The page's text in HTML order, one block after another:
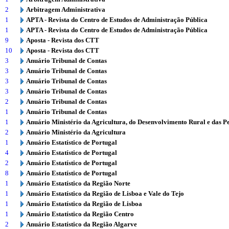
2
Arbitragem Administrativa
1
APTA - Revista do Centro de Estudos de Administração Pública
1
APTA - Revista do Centro de Estudos de Administração Pública
9
Aposta - Revista dos CTT
10
Aposta - Revista dos CTT
3
Anuário Tribunal de Contas
3
Anuário Tribunal de Contas
3
Anuário Tribunal de Contas
3
Anuário Tribunal de Contas
2
Anuário Tribunal de Contas
1
Anuário Tribunal de Contas
1
Anuário Ministério da Agricultura, do Desenvolvimento Rural e das
2
Anuário Ministério da Agricultura
1
Anuário Estatístico de Portugal
4
Anuário Estatístico de Portugal
2
Anuário Estatístico de Portugal
8
Anuário Estatístico de Portugal
1
Anuário Estatístico da Região Norte
1
Anuário Estatístico da Região de Lisboa e Vale do Tejo
1
Anuário Estatístico da Região de Lisboa
1
Anuário Estatístico da Região Centro
2
Anuário Estatístico da Região Algarve